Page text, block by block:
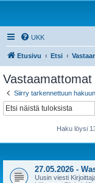
UKK
Etusivu Etsi
Vastaamattomat
Siirry tarkennettuun hakuun
Haku löysi
27.05.2026 -
Uusin viesti